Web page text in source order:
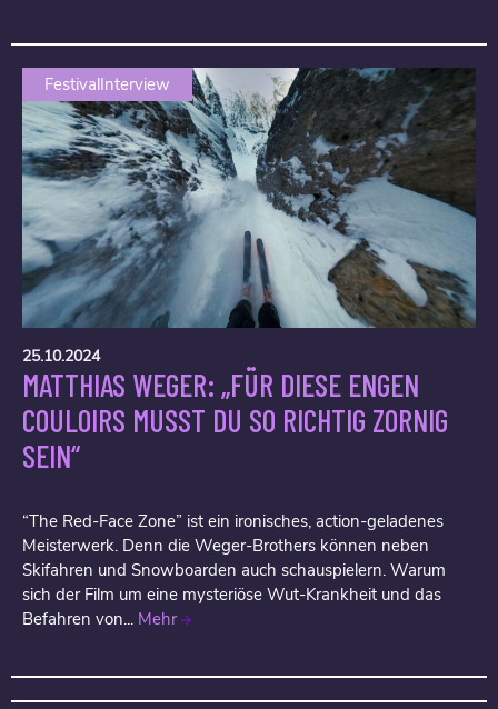
FestivalInterview
25.10.2024
MATTHIAS WEGER: „FÜR DIESE ENGEN
COULOIRS MUSST DU SO RICHTIG ZORNIG
SEIN“
“The Red-Face Zone” ist ein ironisches, action-geladenes
Meisterwerk. Denn die Weger-Brothers können neben
Skifahren und Snowboarden auch schauspielern. Warum
sich der Film um eine mysteriöse Wut-Krankheit und das
Befahren von... Mehr